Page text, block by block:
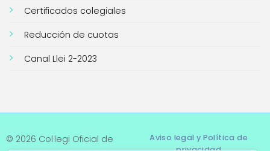
Certificados colegiales
Reducción de cuotas
Canal Llei 2-2023
© 2026 Col·legi Oficial de
Aviso legal y Política de